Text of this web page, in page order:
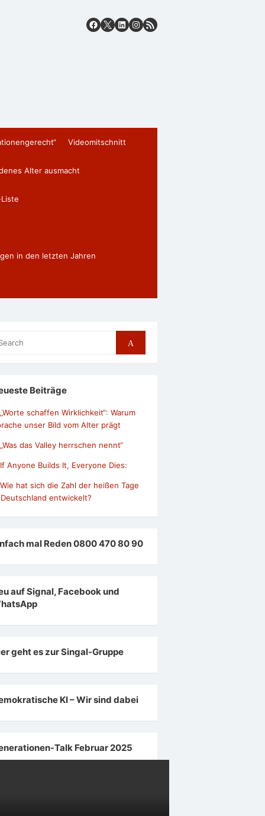
Videomitschnitt
Alter ausmacht
in den letzten Jahren
Search
Beiträge
„Worte schaffen Wirklichkeit“: Warum
unser Bild vom Alter prägt
„Was das Valley herrschen nennt“
If Anyone Builds It, Everyone Dies:
Wie hat sich die Zahl der heißen Tage
entwickelt?
mal Reden 0800 470 80 90
auf Signal, Facebook und
geht es zur Singal-Gruppe
KI – Wir sind dabei
Talk Februar 2025